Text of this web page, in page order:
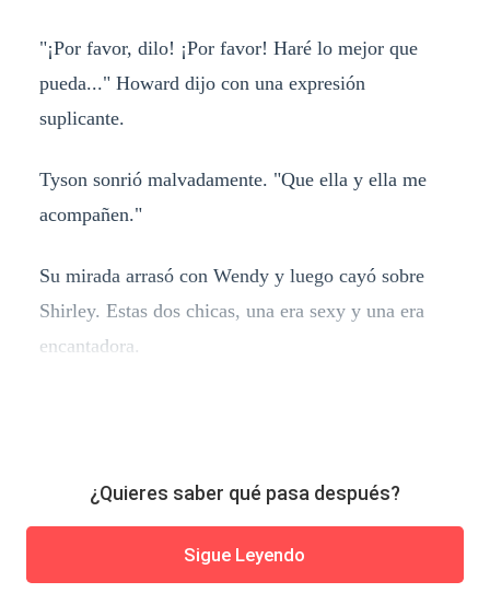
"¡Por favor, dilo! ¡Por favor! Haré lo mejor que
pueda..." Howard dijo con una expresión
suplicante.
Tyson sonrió malvadamente. "Que ella y ella me
acompañen."
Su mirada arrasó con Wendy y luego cayó sobre
Shirley. Estas dos chicas, una era sexy y una era
encantadora.
¿Quieres saber qué pasa después?
Sigue Leyendo